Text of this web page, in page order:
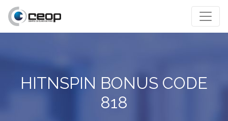
HITNSPIN BONUS CODE
818